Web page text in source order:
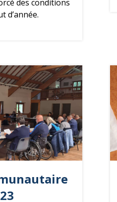
des conditions
d’année.